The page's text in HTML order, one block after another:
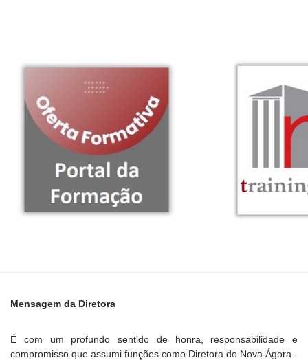
Mensagem da Diretora
É com um profundo sentido de honra, responsabilidade e
compromisso que assumi funções como Diretora do Nova Ágora -